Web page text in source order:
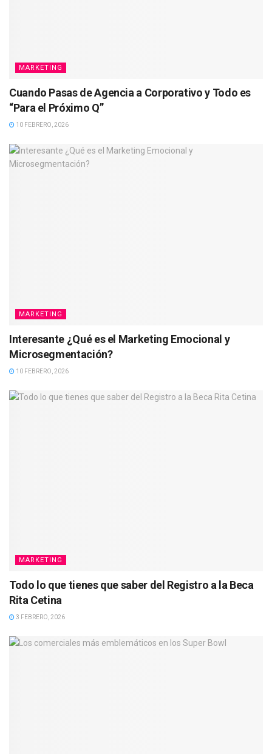
MARKETING
Cuando Pasas de Agencia a Corporativo y Todo es
“Para el Próximo Q”
10 FEBRERO, 2026
MARKETING
Interesante ¿Qué es el Marketing Emocional y
Microsegmentación?
10 FEBRERO, 2026
MARKETING
Todo lo que tienes que saber del Registro a la Beca
Rita Cetina
3 FEBRERO, 2026